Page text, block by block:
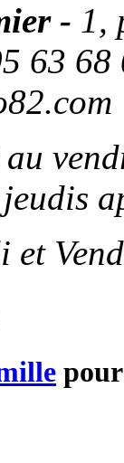
- 1,
63
et